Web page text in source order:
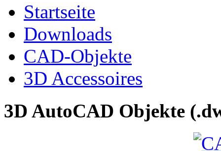
Startseite
Downloads
CAD-Objekte
3D Accessoires
3D AutoCAD Objekte